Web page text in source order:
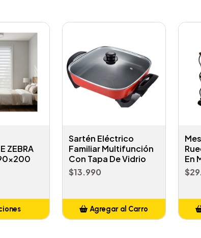
ZEBRA
Sartén Eléctrico
Familiar Multifunción
Con Tapa De Vidrio
$13.990
Agregar al Carro
En